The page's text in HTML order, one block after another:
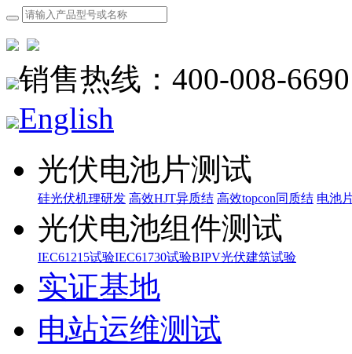
销售热线：400-008-6690
English
光伏电池片测试
硅光伏机理研发 高效HJT异质结 高效topcon同质结 电池
光伏电池组件测试
IEC61215试验IEC61730试验BIPV光伏建筑试验
实证基地
电站运维测试